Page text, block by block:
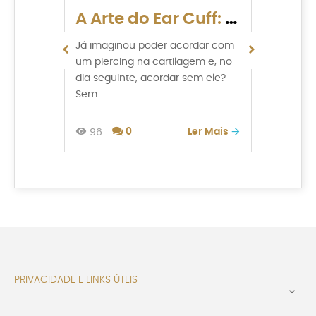
A Arte do Ear Cuff: Brincos sem perfuração para mudar de look
Já imaginou poder acordar com
um piercing na cartilagem e, no
dia seguinte, acordar sem ele?
Sem...
96 0 Ler Mais
PRIVACIDADE E LINKS ÚTEIS
